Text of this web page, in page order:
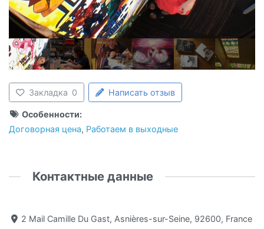
Закладка 0 Написать отзыв
Особенности:
Договорная цена, Работаем в выходные
Контактные данные
2 Mail Camille Du Gast, Asnières-sur-Seine, 92600, France